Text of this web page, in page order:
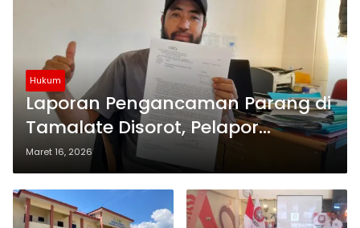
Hukum
Laporan Pengancaman Parang di
Tamalate Disorot, Pelapor
Pertanyakan Kinerja Polisi
Maret 16, 2026